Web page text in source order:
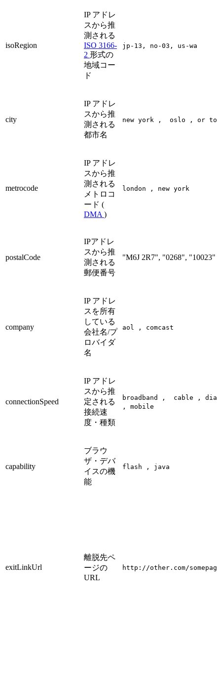
isoRegion
IP アドレ
スから推
測される
ISO 3166-
2 形式の
地域コー
ド
jp-13, no-03, us-wa
city
IP アドレ
スから推
測される
都市名
new york , oslo , or
metrocode
IP アドレ
スから推
測される
メトロコ
ード (
DMA )
london , new york
postalCode
IPアドレ
スから推
測される
郵便番号
"M6J 2R7", "0268", "10023"
company
IP アドレ
スを所有
している
会社名/プ
ロバイダ
名
aol , comcast
connectionSpeed
IP アドレ
スから推
定される
接続速
度・種類
broadband , cable ,
, mobile
capability
ブラウ
ザ・デバ
イスの機
能
flash , java
exitLinkUrl
離脱先ペ
ージの
URL
http://other.com/somepage